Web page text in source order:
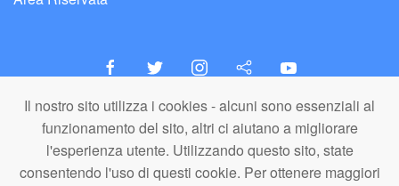
Il nostro sito utilizza i cookies - alcuni sono essenziali al
funzionamento del sito, altri ci aiutano a migliorare
l'esperienza utente. Utilizzando questo sito, state
consentendo l'uso di questi cookie. Per ottenere maggiori
italiaNATURISTA
Editore e Redazione
A.N.ITA. Associazione Naturista Italiana (APS)
C.F. 80203710159